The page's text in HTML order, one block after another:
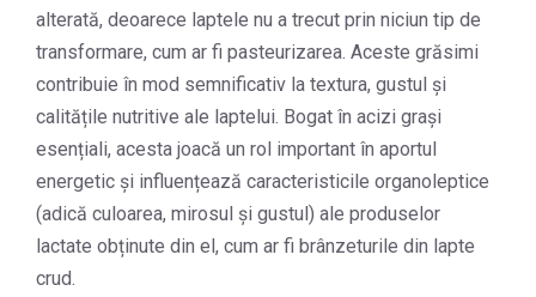
alterată, deoarece laptele nu a trecut prin niciun tip de
transformare, cum ar fi pasteurizarea. Aceste grăsimi
contribuie în mod semnificativ la textura, gustul și
calitățile nutritive ale laptelui. Bogat în acizi grași
esențiali, acesta joacă un rol important în aportul
energetic și influențează caracteristicile organoleptice
(adică culoarea, mirosul și gustul) ale produselor
lactate obținute din el, cum ar fi brânzeturile din lapte
crud.